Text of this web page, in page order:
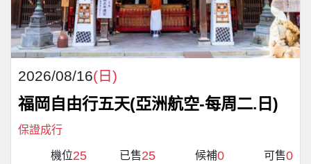
2026/08/16(日)
福岡自由行五天(亞洲航空-每周二.日)
保證成行
機位25 已售25 候補0 可售0